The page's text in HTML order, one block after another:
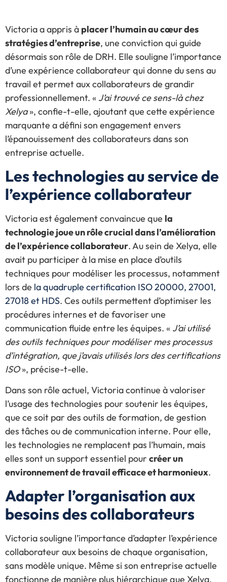
Victoria a appris à placer l’humain au cœur des
stratégies d’entreprise, une conviction qui guide
désormais son rôle de DRH. Elle souligne l’importance
d’une expérience collaborateur qui donne du sens au
travail et permet aux collaborateurs de grandir
professionnellement. « J’ai trouvé ce sens-là chez
Xelya», confie-t-elle, ajoutant que cette expérience
marquante a défini son engagement envers
l’épanouissement des collaborateurs dans son
entreprise actuelle.
Les technologies au service de
l’expérience collaborateur
Victoria est également convaincue que la
technologie joue un rôle crucial dans l’amélioration
de l’expérience collaborateur. Au sein de Xelya, elle
avait pu participer à la mise en place d’outils
techniques pour modéliser les processus, notamment
lors de la quadruple certification ISO 20000, 27001,
27018 et HDS. Ces outils permettent d’optimiser les
procédures internes et de favoriser une
communication fluide entre les équipes. « J’ai utilisé
des outils techniques pour modéliser mes processus
d’intégration, que j’avais utilisés lors des certifications
ISO», précise-t-elle.
Dans son rôle actuel, Victoria continue à valoriser
l’usage des technologies pour soutenir les équipes,
que ce soit par des outils de formation, de gestion
des tâches ou de communication interne. Pour elle,
les technologies ne remplacent pas l’humain, mais
elles sont un support essentiel pour créer un
environnement de travail efficace et harmonieux.
Adapter l’organisation aux
besoins des collaborateurs
Victoria souligne l’importance d’adapter l’expérience
collaborateur aux besoins de chaque organisation,
sans modèle unique. Même si son entreprise actuelle
fonctionne de manière plus hiérarchique que Xelya,